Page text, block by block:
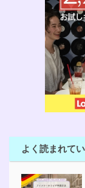
よく読まれて